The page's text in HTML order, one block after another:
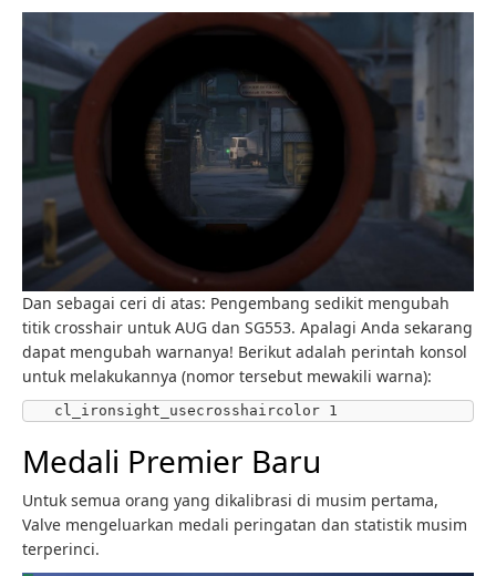
Dan sebagai ceri di atas: Pengembang sedikit mengubah
titik crosshair untuk AUG dan SG553. Apalagi Anda sekarang
dapat mengubah warnanya! Berikut adalah perintah konsol
untuk melakukannya (nomor tersebut mewakili warna):
cl_ironsight_usecrosshaircolor 1
Medali Premier Baru
Untuk semua orang yang dikalibrasi di musim pertama,
Valve mengeluarkan medali peringatan dan statistik musim
terperinci.